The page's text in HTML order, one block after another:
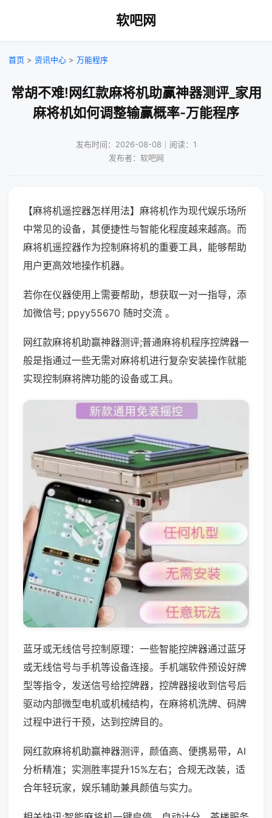
软吧网
首页 > 资讯中心 > 万能程序
常胡不难!网红款麻将机助赢神器测评_家用
麻将机如何调整输赢概率-万能程序
发布时间：2026-08-08｜阅读：1
发布者：软吧网
【麻将机遥控器怎样用法】麻将机作为现代娱乐场所
中常见的设备，其便捷性与智能化程度越来越高。而
麻将机遥控器作为控制麻将机的重要工具，能够帮助
用户更高效地操作机器。
若你在仪器使用上需要帮助，想获取一对一指导，添
加微信号; ppyy55670 随时交流 。
网红款麻将机助赢神器测评;普通麻将机程序控牌器一
般是指通过一些无需对麻将机进行复杂安装操作就能
实现控制麻将牌功能的设备或工具。
蓝牙或无线信号控制原理：一些智能控牌器通过蓝牙
或无线信号与手机等设备连接。手机端软件预设好牌
型等指令，发送信号给控牌器，控牌器接收到信号后
驱动内部微型电机或机械结构，在麻将机洗牌、码牌
过程中进行干预，达到控牌目的。
网红款麻将机助赢神器测评，颜值高、便携易带，AI
分析精准；实测胜率提升15%左右；合规无改装，适
合年轻玩家，娱乐辅助兼具颜值与实力。